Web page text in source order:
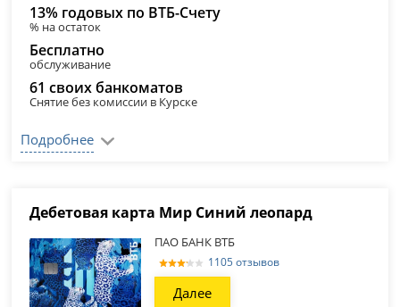
13% годовых по ВТБ-Счету
% на остаток
Бесплатно
обслуживание
61 своих банкоматов
Снятие без комиссии в Курске
Подробнее
Дебетовая карта Мир Синий леопард
ПАО БАНК ВТБ
1105 отзывов
Далее